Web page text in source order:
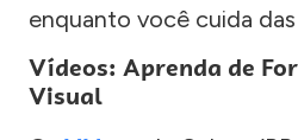
enquanto você cuida
Vídeos: Aprenda de
Visual